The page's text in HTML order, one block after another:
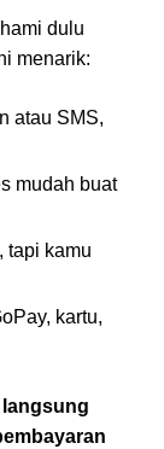
dulu
menarik:
atau SMS,
mudah buat
tapi kamu
kartu,